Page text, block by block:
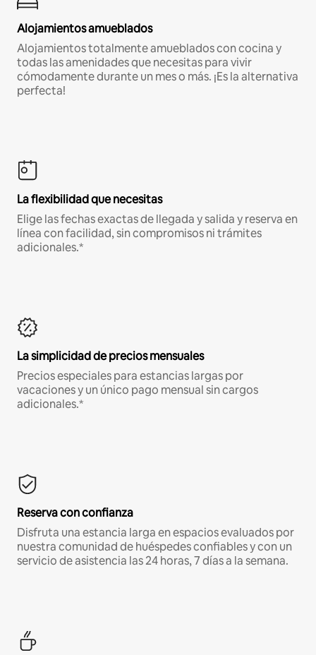
Alojamientos amueblados
Alojamientos totalmente amueblados con cocina y
todas las amenidades que necesitas para vivir
cómodamente durante un mes o más. ¡Es la alternativa
perfecta!
La flexibilidad que necesitas
Elige las fechas exactas de llegada y salida y reserva en
línea con facilidad, sin compromisos ni trámites
adicionales.*
La simplicidad de precios mensuales
Precios especiales para estancias largas por
vacaciones y un único pago mensual sin cargos
adicionales.*
Reserva con confianza
Disfruta una estancia larga en espacios evaluados por
nuestra comunidad de huéspedes confiables y con un
servicio de asistencia las 24 horas, 7 días a la semana.